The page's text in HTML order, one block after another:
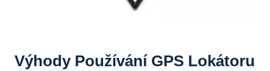
Výhody Používání GPS Lokátoru